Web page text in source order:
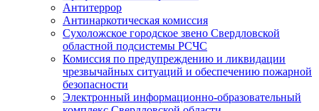
Антитеррор
Антинаркотическая комиссия
Сухоложское городское звено Свердловской
областной подсистемы РСЧС
Комиссия по предупреждению и ликвидации
чрезвычайных ситуаций и обеспечению пожарной
безопасности
Электронный информационно-образовательный